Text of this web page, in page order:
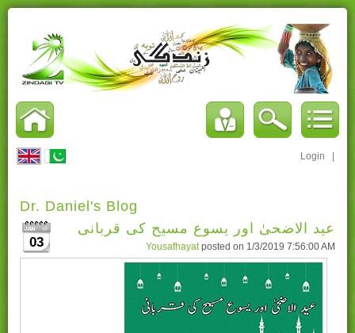
Login
Dr. Daniel's Blog
03
عید الاضحیٰ اور یسوع مسیح کی قربانی
Yousafhayatposted on 1/3/2019 7:56:00 AM